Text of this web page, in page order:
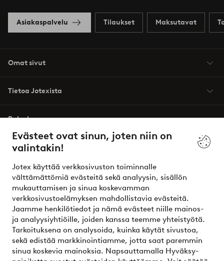
Evästeet ovat sinun, joten niin on
valintakin!
Jotex käyttää verkkosivuston toiminnalle
välttämättömiä evästeitä sekä analyysin, sisällön
mukauttamisen ja sinua koskevamman
verkkosivustoelämyksen mahdollistavia evästeitä.
Jaamme henkilötiedot ja nämä evästeet niille mainos-
ja analyysiyhtiöille, joiden kanssa teemme yhteistyötä.
Tarkoituksena on analysoida, kuinka käytät sivustoa,
sekä edistää markkinointiamme, jotta saat paremmin
sinua koskevia mainoksia. Napsauttamalla Hyväksy-
Asiakaspalvelu Tilaukset Maksutavat
Omat sivut
Tietoa Jotexista
Palvelumme
Ehdot
Ystävät
Turvalliset maksut – maksa nyt tai erissä
Haluatko tietää lisää maksuvaihtoehdoistamme?
elpy